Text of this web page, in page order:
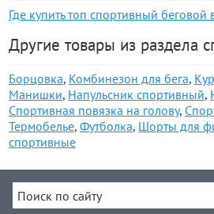
Где купить топ спортивный
Другие товары из раздела
Борцовка, Комбинезон для бега,
Манишки, Напульсник спортивный,
Спортивная повязка на голову,
Термобелье, Футболка, Шорты для
спортивные